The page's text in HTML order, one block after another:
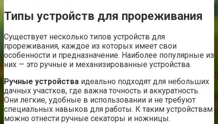
Типы устройств для прореживания
Существует несколько типов устройств для
прореживания, каждое из которых имеет свои
особенности и предназначение. Наиболее популярные из
них — это ручные и механизированные устройства.
Ручные устройства идеально подходят для небольших
дачных участков, где важна точность и аккуратность.
Они легкие, удобные в использовании и не требуют
специальных навыков для работы. К таким устройствам
можно отнести ручные секаторы и ножницы.